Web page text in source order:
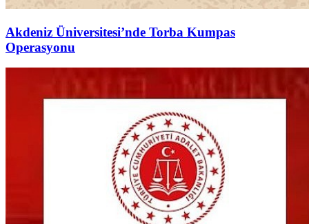
Akdeniz Üniversitesi’nde Torba Kumpas
Operasyonu